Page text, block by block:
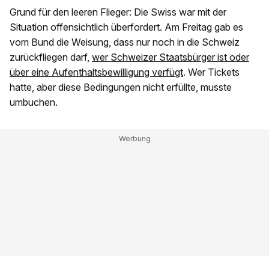
Grund für den leeren Flieger: Die Swiss war mit der
Situation offensichtlich überfordert. Am Freitag gab es
vom Bund die Weisung, dass nur noch in die Schweiz
zurückfliegen darf, wer Schweizer Staatsbürger ist oder
über eine Aufenthaltsbewilligung verfügt. Wer Tickets
hatte, aber diese Bedingungen nicht erfüllte, musste
umbuchen.